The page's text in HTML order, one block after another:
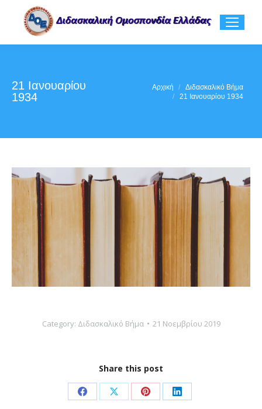
21 Ιανουαρίου
1934
Αρχική
Διδασκαλικό Βήμα
21 Ιανουαρίου 1934
Category: Διδασκαλικό Βήμα 21 Νοεμβρίου 2019
Share this post
Share Share Share Share